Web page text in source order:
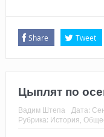
Share Tweet
Цыплят по
Вадим Штепа Дата:
Рубрика: История